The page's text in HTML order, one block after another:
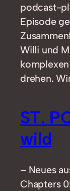
podcast-
Episode
Willi und
drehen.
ST.
wild
– Neues
Chapters